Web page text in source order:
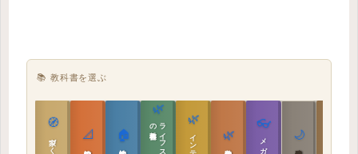
📚 教科書を選ぶ
🧭
📐
実施設計の教科書
🏠
性能設計の教科書
🌿
教科書 🌿
🌿
敷地設計の教科書
👓
🌙
建築思想の教科書